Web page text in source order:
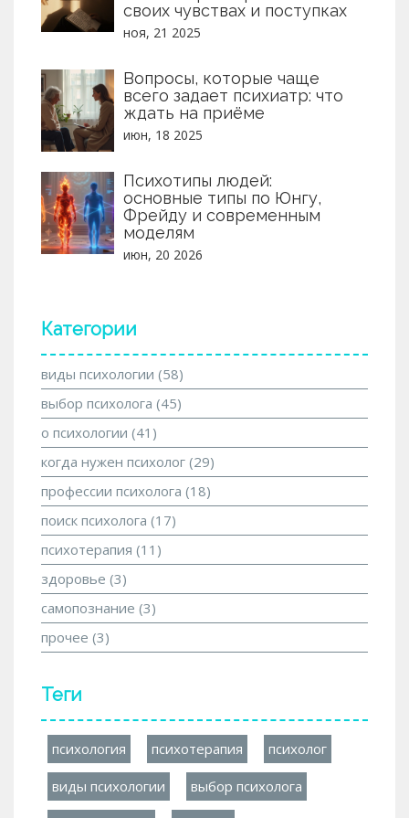
своих чувствах и поступках
ноя, 21 2025
Вопросы, которые чаще
всего задает психиатр: что
ждать на приёме
июн, 18 2025
Психотипы людей:
основные типы по Юнгу,
Фрейду и современным
моделям
июн, 20 2026
Категории
виды психологии (58)
выбор психолога (45)
о психологии (41)
когда нужен психолог (29)
профессии психолога (18)
поиск психолога (17)
психотерапия (11)
здоровье (3)
самопознание (3)
прочее (3)
Теги
психология психотерапия психолог
виды психологии выбор психолога